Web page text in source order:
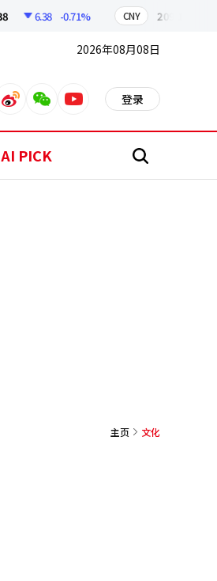
6.38 -0.71% 209.17
2026年08月08日
weiboweixinyoutube 登录
AI PICK 搜
主页 文化